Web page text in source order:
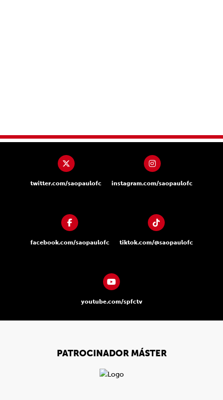
twitter.com/saopaulofc instagram.com/saopaulofc
facebook.com/saopaulofc tiktok.com/@saopaulofc
youtube.com/spfctv
PATROCINADOR MÁSTER